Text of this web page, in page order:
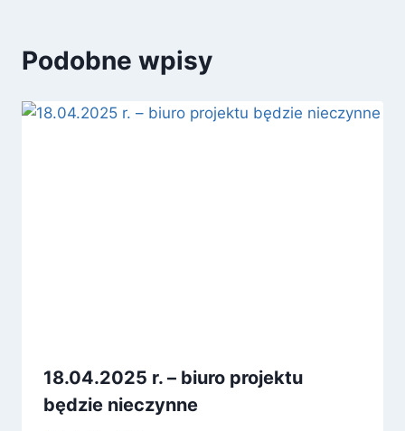
Podobne wpisy
18.04.2025 r. – biuro projektu
będzie nieczynne